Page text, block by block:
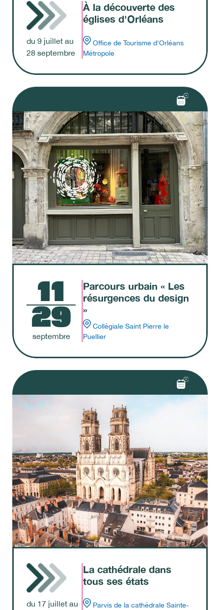
du 9 juillet au
28 septembre
À la découverte des
églises d'Orléans
Office de Tourisme d'Orléans
Métropole
11
29
septembre
Parcours urbain « Les
résurgences du design
»
Collégiale Saint Pierre le
Puellier
du 17 juillet au
La cathédrale dans
tous ses états
Parvis de la cathédrale Sainte-